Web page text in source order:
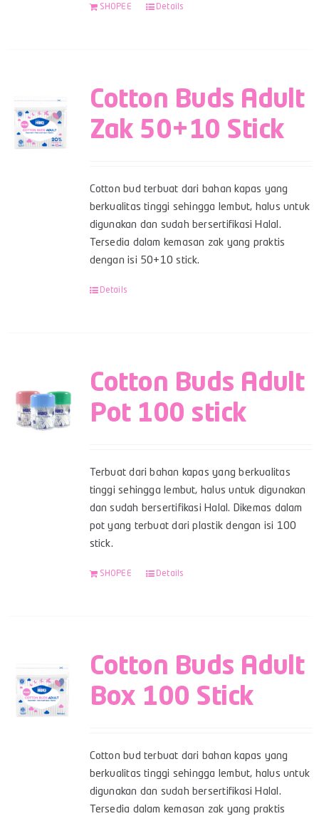
SHOPEE Details
Cotton Buds Adult
Zak 50+10 Stick
Cotton bud terbuat dari bahan kapas yang
berkualitas tinggi sehingga lembut, halus untuk
digunakan dan sudah bersertifikasi Halal.
Tersedia dalam kemasan zak yang praktis
dengan isi 50+10 stick.
Details
Cotton Buds Adult
Pot 100 stick
Terbuat dari bahan kapas yang berkualitas
tinggi sehingga lembut, halus untuk digunakan
dan sudah bersertifikasi Halal. Dikemas dalam
pot yang terbuat dari plastik dengan isi 100
stick.
SHOPEE Details
Cotton Buds Adult
Box 100 Stick
Cotton bud terbuat dari bahan kapas yang
berkualitas tinggi sehingga lembut, halus untuk
digunakan dan sudah bersertifikasi Halal.
Tersedia dalam kemasan zak yang praktis